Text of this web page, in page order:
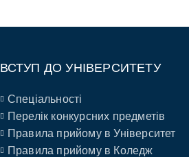
ВСТУП ДО УНІВЕРСИТЕТУ
Спеціальності
Перелік конкурсних предметів
Правила прийому в Університет
Правила прийому в Коледж